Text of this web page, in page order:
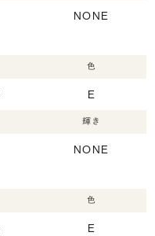
NONE
色
E
輝き
NONE
色
E